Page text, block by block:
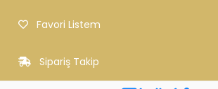
Favori Listem
Sipariş Takip